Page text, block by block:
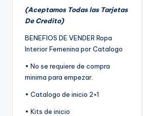
(Aceptamos Todas las Tarjetas
De Credito)
BENEFIOS DE VENDER Ropa
Interior Femenina por Catalogo
• No se requiere de compra
minima para empezar.
• Catalogo de inicio 2×1
• Kits de inicio